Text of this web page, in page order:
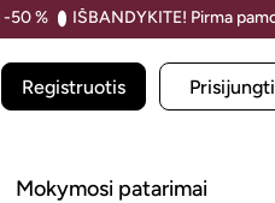
Registruotis Prisijungti
Mokymosi patarimai